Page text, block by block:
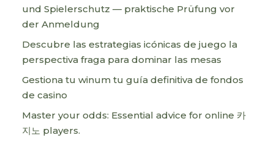
und Spielerschutz — praktische Prüfung vor
der Anmeldung
Descubre las estrategias icónicas de juego la
perspectiva fraga para dominar las mesas
Gestiona tu winum tu guía definitiva de fondos
de casino
Master your odds: Essential advice for online 카
지노 players.